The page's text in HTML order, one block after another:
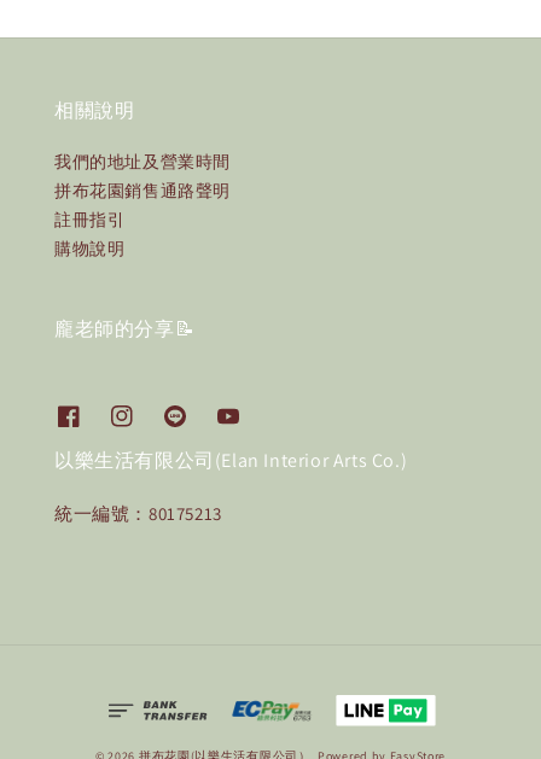
相關說明
我們的地址及營業時間
拼布花園銷售通路聲明
註冊指引
購物說明
龐老師的分享📝
以樂生活有限公司(Elan Interior Arts Co.)
統一編號：80175213